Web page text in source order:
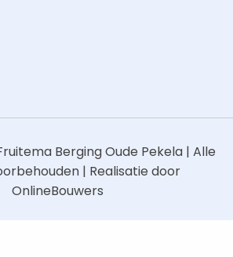
Berging Oude Pekela | Alle
| Realisatie door
OnlineBouwers